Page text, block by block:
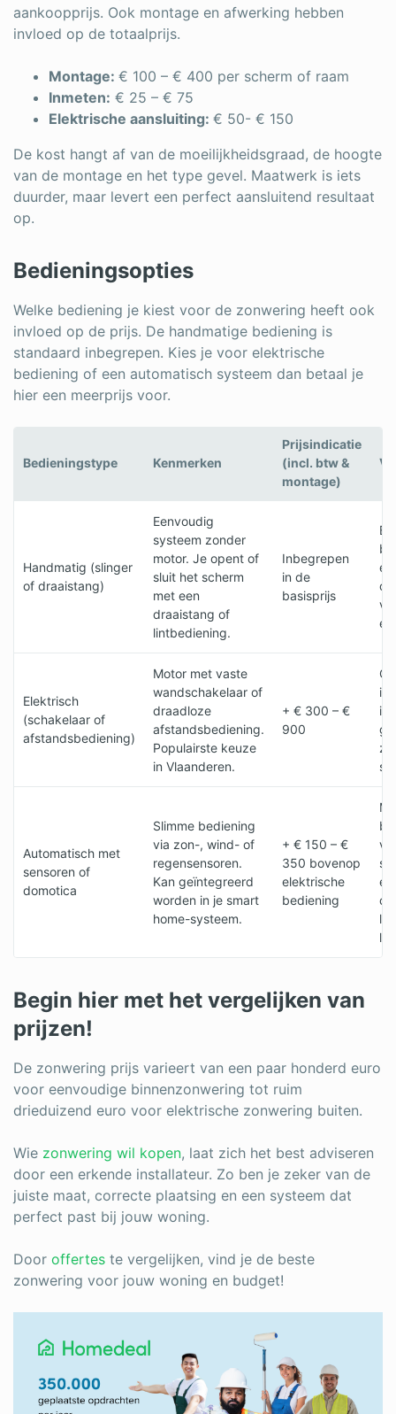
aankoopprijs. Ook montage en afwerking hebben
invloed op de totaalprijs.
Montage: € 100 – € 400 per scherm of raam
Inmeten: € 25 – € 75
Elektrische aansluiting: € 50- € 150
De kost hangt af van de moeilijkheidsgraad, de hoogte
van de montage en het type gevel. Maatwerk is iets
duurder, maar levert een perfect aansluitend resultaat
op.
Bedieningsopties
Welke bediening je kiest voor de zonwering heeft ook
invloed op de prijs. De handmatige bediening is
standaard inbegrepen. Kies je voor elektrische
bediening of een automatisch systeem dan betaal je
hier een meerprijs voor.
Bedieningstype Kenmerken
Prijsindicatie
(incl. btw &
montage)
Handmatig (slinger
of draaistang)
Eenvoudig
systeem zonder
motor. Je opent of
sluit het scherm
met een
draaistang of
lintbediening.
Inbegrepen
in de
basisprijs
en
Elektrisch
(schakelaar of
afstandsbediening)
Motor met vaste
wandschakelaar of
draadloze
afstandsbediening.
Populairste keuze
in Vlaanderen.
+ € 300 – €
900
in
Automatisch met
sensoren of
domotica
Slimme bediening
via zon-, wind- of
regensensoren.
Kan geïntegreerd
worden in je smart
home-systeem.
+ € 150 – €
350 bovenop
elektrische
bediening
Begin hier met het vergelijken van
prijzen!
De zonwering prijs varieert van een paar honderd euro
voor eenvoudige binnenzonwering tot ruim
drieduizend euro voor elektrische zonwering buiten.
Wie zonwering wil kopen, laat zich het best adviseren
door een erkende installateur. Zo ben je zeker van de
juiste maat, correcte plaatsing en een systeem dat
perfect past bij jouw woning.
Door offertes te vergelijken, vind je de beste
zonwering voor jouw woning en budget!